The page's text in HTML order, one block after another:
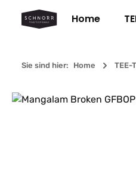
Hauptinhalt springen
Zur Suche springen
Zur Hauptnavigation
Home
Sie sind hier: Home TEE-
Bildergalerie überspringen